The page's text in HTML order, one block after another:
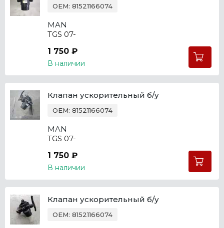
OEM: 81521166074
MAN
TGS 07-
1 750 ₽
В наличии
Клапан ускорительный б/у
OEM: 81521166074
MAN
TGS 07-
1 750 ₽
В наличии
Клапан ускорительный б/у
OEM: 81521166074